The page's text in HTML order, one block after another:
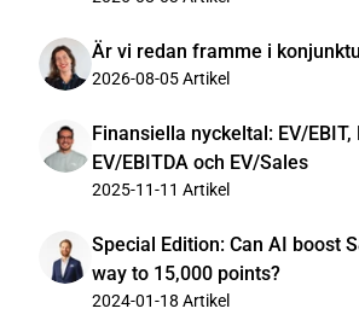
Är vi redan framme i
2026-08-05Artikel
Finansiella nyckeltal: EV/EBIT,
EV/EBITDA och EV/Sales
2025-11-11 Artikel
Special Edition: Can AI boost
way to 15,000 points?
2024-01-18 Artikel